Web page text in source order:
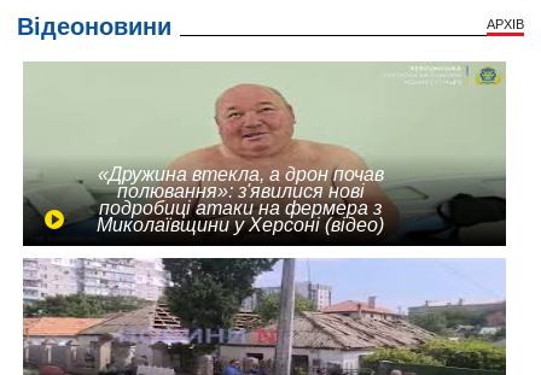
Відеоновини АРХІВ
«Дружина втекла, а дрон почав
полювання»: з'явилися нові
подробиці атаки на фермера з
Миколаївщини у Херсоні (відео)